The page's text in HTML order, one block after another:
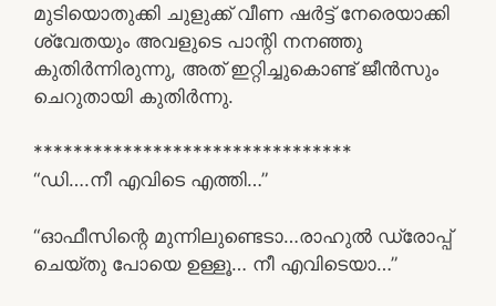
മുടിയൊതുക്കി ചുളുക്ക് വീണ ഷർട്ട് നേരെയാക്കി
ശ്വേതയും അവളുടെ പാന്റി നനഞ്ഞു
കുതിർന്നിരുന്നു, അത് ഇറ്റിച്ചുകൊണ്ട് ജീൻസും
ചെറുതായി കുതിർന്നു.
********************************
“ഡി….നീ എവിടെ എത്തി…”
“ഓഫീസിന്റെ മുന്നിലുണ്ടെടാ…രാഹുൽ ഡ്രോപ്പ്
ചെയ്തു പോയെ ഉള്ളൂ… നീ എവിടെയാ…”